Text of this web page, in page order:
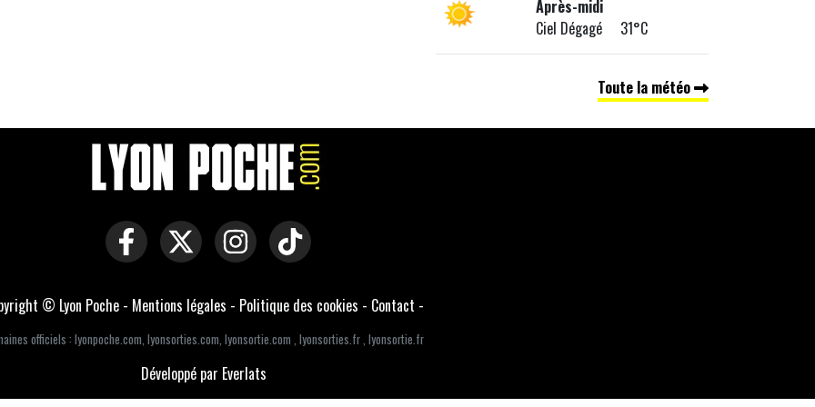
Après-midi
Ciel Dégagé 31°C
Toute la météo
© Lyon Poche - Mentions légales - Politique des cookies - Contact -
officiels : lyonpoche.com, lyonsorties.com, lyonsortie.com , lyonsorties.fr, lyonsortie.fr
Développé par Everlats